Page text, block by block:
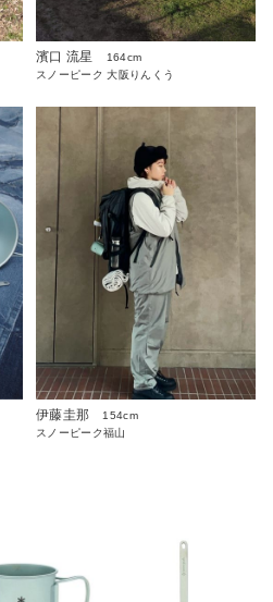
濱口 流星
164cm
スノーピーク 大阪りんくう
伊藤圭那
154cm
スノーピーク福山